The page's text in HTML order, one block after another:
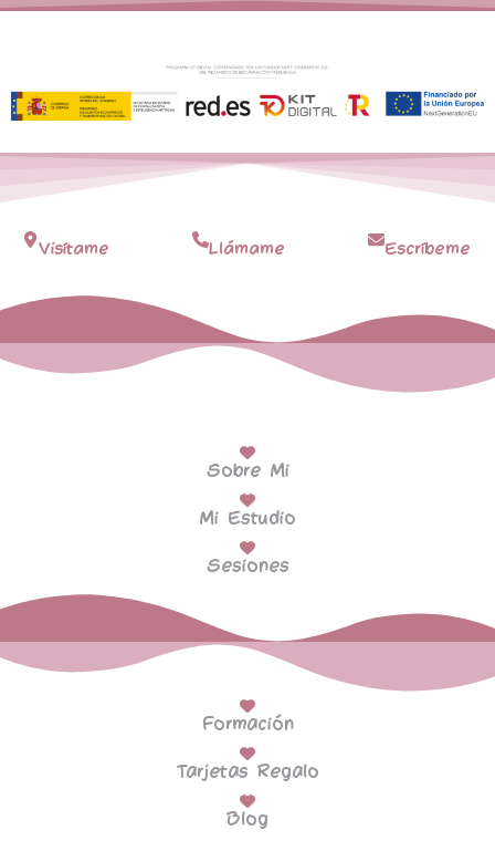
Visítame Llámame Escríbeme
Sobre Mi
Mi Estudio
Sesiones
Formación
Tarjetas Regalo
Blog